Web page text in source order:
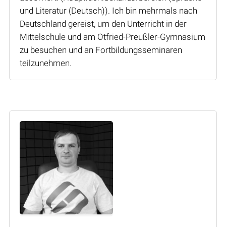
und Literatur (Deutsch)). Ich bin mehrmals nach
Deutschland gereist, um den Unterricht in der
Mittelschule und am Otfried-Preußler-Gymnasium
zu besuchen und an Fortbildungsseminaren
teilzunehmen.